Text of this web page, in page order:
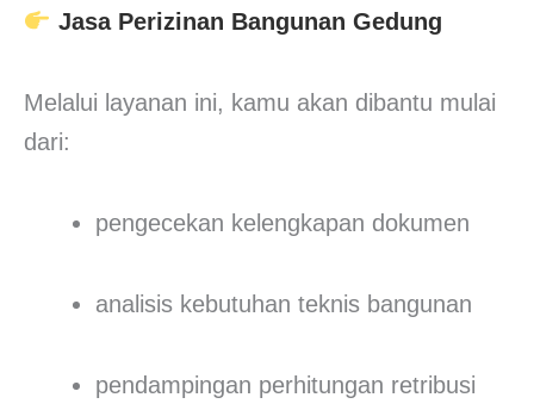
Jasa Perizinan Bangunan Gedung
Melalui layanan ini, kamu akan dibantu mulai
dari:
pengecekan kelengkapan dokumen
analisis kebutuhan teknis bangunan
pendampingan perhitungan retribusi